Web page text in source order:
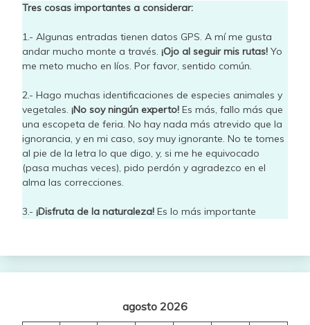
Tres cosas importantes a considerar:
1.- Algunas entradas tienen datos GPS. A mí me gusta
andar mucho monte a través. ¡Ojo al seguir mis rutas! Yo
me meto mucho en líos. Por favor, sentido común.
2.- Hago muchas identificaciones de especies animales y
vegetales. ¡No soy ningún experto! Es más, fallo más que
una escopeta de feria. No hay nada más atrevido que la
ignorancia, y en mi caso, soy muy ignorante. No te tomes
al pie de la letra lo que digo, y, si me he equivocado
(pasa muchas veces), pido perdón y agradezco en el
alma las correcciones.
3.- ¡Disfruta de la naturaleza! Es lo más importante
agosto 2026